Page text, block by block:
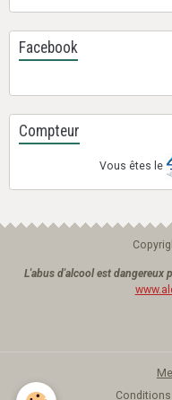
Facebook
Compteur
Vous êtes le
L'abus d'alcool est dangereux